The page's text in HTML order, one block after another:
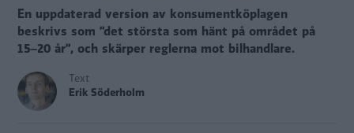
En uppdaterad version av konsumentköplagen
beskrivs som ”det största som hänt på området på
15–20 år”, och skärper reglerna mot bilhandlare.
Text
Erik Söderholm